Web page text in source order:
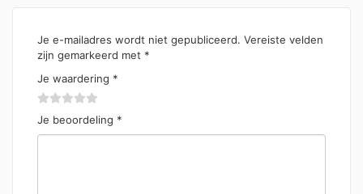
Je e-mailadres wordt niet gepubliceerd. Vereiste velden
zijn gemarkeerd met *
Je waardering *
Je beoordeling *